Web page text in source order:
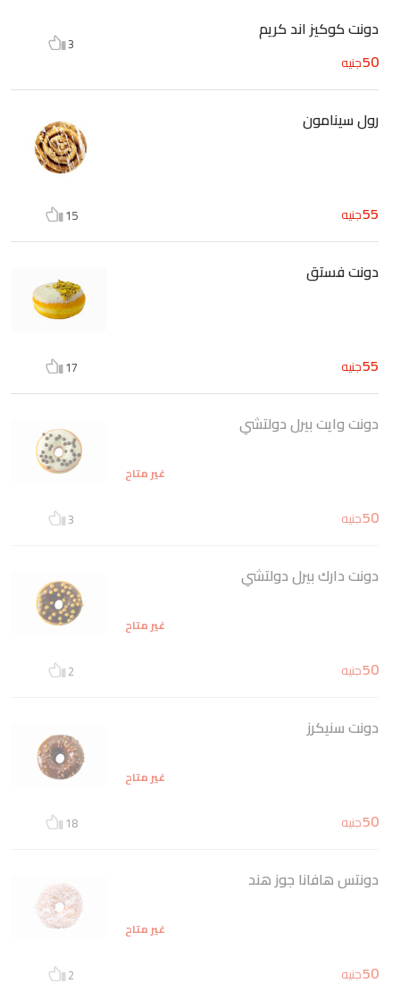
دونت كوكيز اند كريم
50جنيه
3
رول سينامون
55جنيه 15
دونت فستق
55جنيه 17
دونت وايت بيرل دولتشي
غير متاح
50جنيه 3
دونت دارك بيرل دولتشي
غير متاح
50جنيه 2
دونت سنيكرز
غير متاح
50جنيه 18
دونتس هافانا جوز هند
غير متاح
50جنيه 2